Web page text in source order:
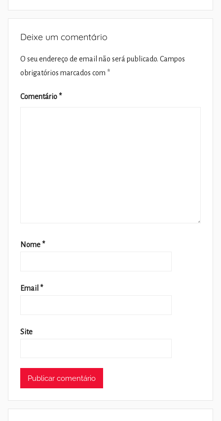
Deixe um comentário
O seu endereço de email não será publicado. Campos
obrigatórios marcados com *
Comentário *
Nome *
Email *
Site